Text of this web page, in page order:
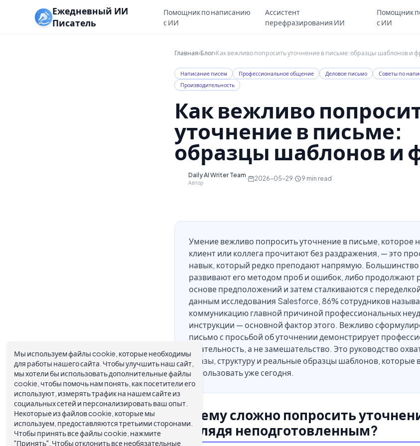
Ежедневный ИИ
Писатель
Помощник по написанию
с ИИ
Ассистент
перефразирования ИИ
Помощник
с ИИ
Главная›Блог›Как вежливо попросить уточнение в письме: образцы шаблонов и
Написание писем Профессиональное общение Деловое письмо
Советы по
Производительность
Как вежливо
уточнение в письме:
образцы шаблонов и
Daily AI Writer Team
Автор
· 2026-05-29· 9 min read
Умение вежливо попросить уточнение в письме, которое
клиент или коллега прочитают без раздражения, — это
навык, который редко преподают напрямую.
развивают его методом проб и ошибок, либо продолжают
основе предположений и затем сталкиваются с
данным исследования Salesforce, 86% сотрудников
коммуникацию главной причиной профессиональных
инструкции — основной фактор этого. Вежливо
письмо с просьбой об уточнении демонстрирует
тщательность, а не замешательство. Это руководство
фразы, структуру и реальные образцы шаблонов, которые
использовать уже сегодня.
Почему сложно попросить
выглядя неподготовленным?
Мы используем файлы cookie, которые необходимы
для работы нашего сайта. Чтобы улучшить наш сайт,
мы хотели бы использовать дополнительные файлы
cookie, чтобы помочь нам понять, как посетители его
используют, измерять трафик на нашем сайте из
социальных сетей и персонализировать ваш опыт.
Некоторые из файлов cookie, которые мы
используем, предоставляются третьими сторонами.
Чтобы принять все файлы cookie, нажмите
"Принять". Чтобы отклонить все необязательные